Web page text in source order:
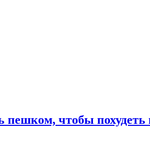
чтобы похудеть